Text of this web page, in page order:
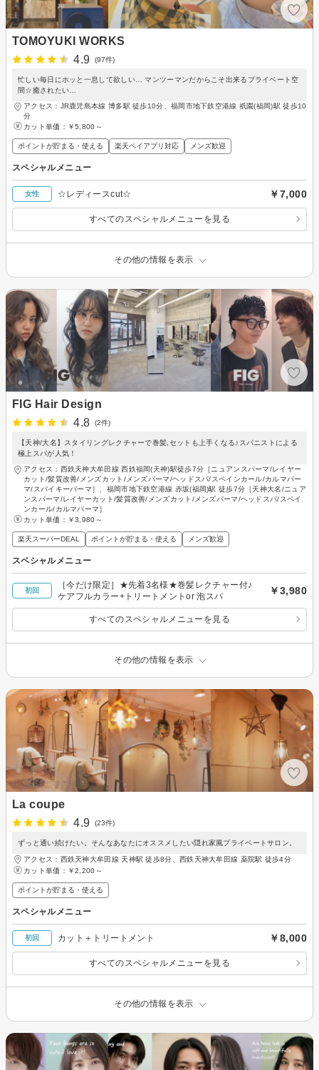
TOMOYUKI WORKS
4.9
(97件)
忙しい毎日にホッと一息して欲しい… マンツーマンだからこそ出来るプライベート空
間☆癒されたい…
アクセス：JR鹿児島本線 博多駅 徒歩10分、福岡市地下鉄空港線 祇園(福岡)駅 徒歩10
分
カット単価： ￥5,800～
ポイントが貯まる・使える 楽天ペイアプリ対応 メンズ歓迎
スペシャルメニュー
女性 ☆レディースcut☆ ￥7,000
すべてのスペシャルメニューを見る
その他の情報を表示
FIG Hair Design
4.8
(2件)
【天神/大名】スタイリングレクチャーで巻髪,セットも上手くなる♪スパニストによる
極上スパが人気！
アクセス：西鉄天神大牟田線 西鉄福岡(天神)駅徒歩7分［ニュアンスパーマ/レイヤー
カット/髪質改善/メンズカット/メンズパーマ/ヘッドスパ/スペインカール/カルマパー
マ/スパイキーパーマ］、福岡市地下鉄空港線 赤坂(福岡)駅 徒歩7分［天神大名/ニュア
ンスパーマ/レイヤーカット/髪質改善/メンズカット/メンズパーマ/ヘッドスパ/スペイ
ンカール/カルマパーマ］
カット単価： ￥3,980～
楽天スーパーDEAL ポイントが貯まる・使える メンズ歓迎
スペシャルメニュー
初回
［今だけ限定］★先着3名様★巻髪レクチャー付♪
ケアフルカラー+トリートメントor 泡スパ
￥3,980
すべてのスペシャルメニューを見る
その他の情報を表示
La coupe
4.9
(23件)
ずっと通い続けたい。そんなあなたにオススメしたい隠れ家風プライベートサロン。
アクセス：西鉄天神大牟田線 天神駅 徒歩8分、西鉄天神大牟田線 薬院駅 徒歩4分
カット単価： ￥2,200～
ポイントが貯まる・使える
スペシャルメニュー
初回 カット＋トリートメント ￥8,000
すべてのスペシャルメニューを見る
その他の情報を表示